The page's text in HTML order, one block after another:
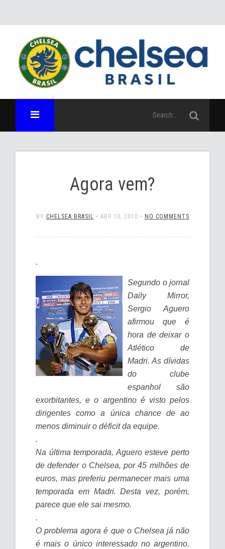
Agora vem?
BY CHELSEA BRASIL • ABR 10, 2010 • NO COMMENTS
.
Segundo o jornal
Daily Mirror,
Sergio Aguero
afirmou que é
hora de deixar o
Atlético de
Madri. As dívidas
do clube
espanhol são
exorbitantes, e o argentino é visto pelos
dirigentes como a única chance de ao
menos diminuir o déficit da equipe.
.
Na última temporada, Aguero esteve perto
de defender o Chelsea, por 45 milhões de
euros, mas preferiu permanecer mais uma
temporada em Madri. Desta vez, porém,
parece que ele sai mesmo.
.
O problema agora é que o Chelsea já não
é mais o único interessado no argentino.